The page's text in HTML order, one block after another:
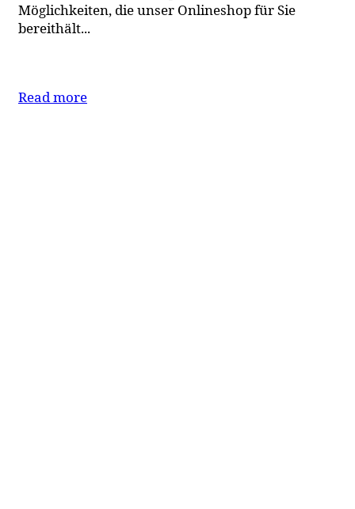
Möglichkeiten, die unser Onlineshop für Sie
bereithält...
Read more